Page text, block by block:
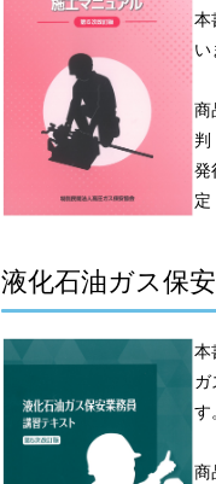
本
い
商
発
液化石油ガス保
本
ガ
す
商